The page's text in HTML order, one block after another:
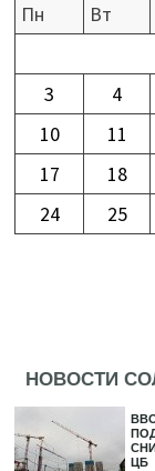
Пн
Вт
3
4
10
11
17
18
24
25
НОВОСТИ
ЦБ